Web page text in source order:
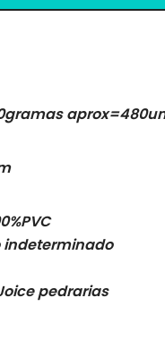
indeterminado
pedrarias